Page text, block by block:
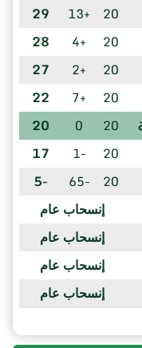
20
+13
29
20
+4
28
20
+2
27
20
+7
22
20
0
20
20
-1
17
20
-65
-5
إنسحاب عام
إنسحاب عام
إنسحاب عام
إنسحاب عام